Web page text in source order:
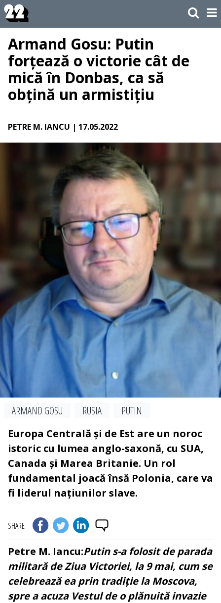
Armand Gosu: Putin
forțează o victorie cât de
mică în Donbas, ca să
obțină un armistițiu
PETRE M. IANCU | 17.05.2022
ARMAND GOSU RUSIA
PUTIN
Europa Centrală și de Est are un noroc
istoric cu lumea anglo-saxonă, cu SUA,
Canada și Marea Britanie. Un rol
fundamental joacă însă Polonia, care va
fi liderul națiunilor slave.
SHARE
Petre M. Iancu:Putin s-a folosit de parada
militară de Ziua Victoriei, la 9 mai, cum se
celebrează ea prin tradiție la Moscova,
spre a acuza Vestul de o plănuită invazie